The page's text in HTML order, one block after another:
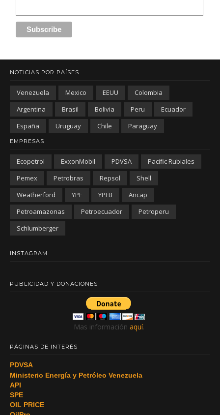
NOTICIAS POR PAÍSES
Venezuela Mexico EEUU
Colombia
Argentina
Brasil Bolivia Peru
Ecuador
España
Uruguay Chile Paraguay
EMPRESAS
Ecopetrol ExxonMobil PDVSA
Pacific Rubiales
Pemex
Petrobras Repsol
Shell
Weatherford
YPF YPFB
Ancap
Petroamazonas
Petroecuador
Petroperu
Schlumberger
INSTAGRAM
PUBLICIDAD Y DONACIONES
Mas información aquí.
PÁGINAS DE INTERÉS
PDVSA
Ministerio Energía y Petróleo Venezuela
API
SPE
OIL PRICE